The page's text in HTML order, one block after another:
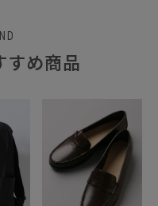
すめ商品